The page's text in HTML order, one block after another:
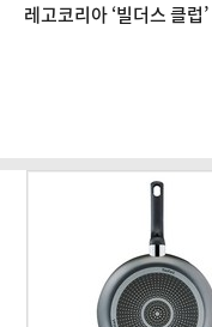
레고코리아 ‘빌더스 클